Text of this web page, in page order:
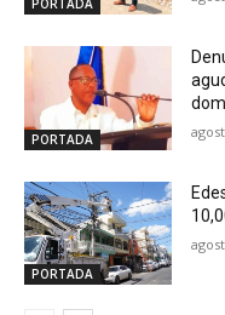
PORTADA
PORTADA
PORTADA